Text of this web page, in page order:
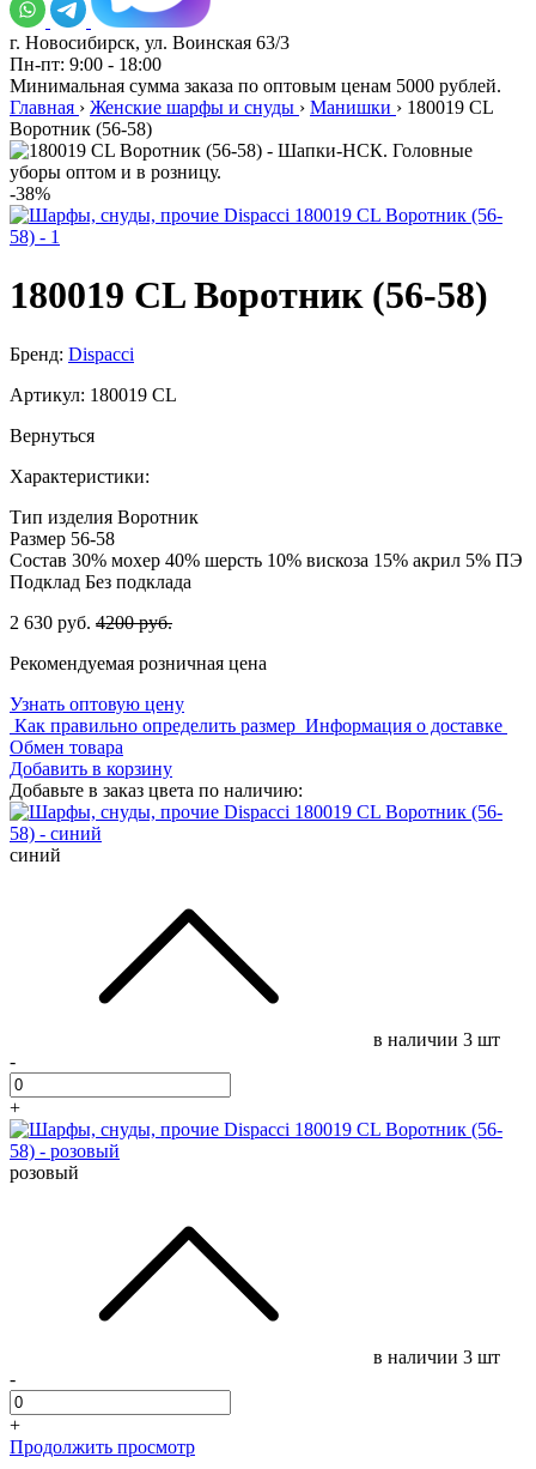
г. Новосибирск, ул. Воинская 63/3
Пн-пт: 9:00 - 18:00
Минимальная сумма заказа по оптовым ценам 5000 рублей.
Главная › Женские шарфы и снуды › Манишки › 180019 CL
Воротник (56-58)
-38%
180019 CL Воротник (56-58)
Бренд: Dispacci
Артикул: 180019 CL
Вернуться
Характеристики:
Тип изделия Воротник
Размер 56-58
Состав 30% мохер 40% шерсть 10% вискоза 15% акрил 5% ПЭ
Подклад Без подклада
2 630 руб. 4200 руб.
Рекомендуемая розничная цена
Узнать оптовую цену
Как правильно определить размер Информация о доставке
Обмен товара
Добавить в корзину
Добавьте в заказ цвета по наличию:
синий
в наличии 3 шт
-
+
розовый
в наличии 3 шт
-
+
Продолжить просмотр